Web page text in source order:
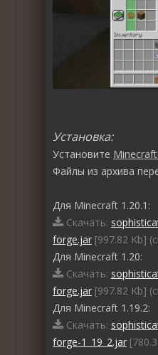
Установка:
Установите
Файлы из архива
Для Minecraft 1.20.1:
Скачать:
forge.jar [997.82 Kb]
Для Minecraft 1.20:
Скачать:
forge.jar [997.82 Kb]
Для Minecraft 1.19.2:
Скачать:
forge-1_19_2.jar